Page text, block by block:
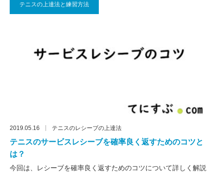
テニスの上達法と練習方法
2019.05.16 テニスのレシーブの上達法
テニスのサービスレシーブを確率良く返すためのコツと
は？
今回は、レシーブを確率良く返すためのコツについて詳しく解説